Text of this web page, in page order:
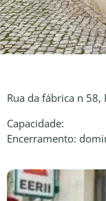
Rua da fábrica n
Capacidade:
Encerramento: